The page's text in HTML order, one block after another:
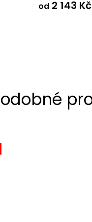
od2 143 Kč